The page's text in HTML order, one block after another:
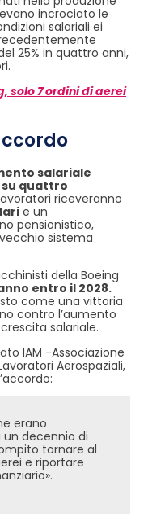
incrociato le
salariali ei
25% in quattro anni,
solo 7 ordini di aerei
salariale
su quattro
riceveranno
e un
pensionistico,
sistema
della Boeing
entro il 2028.
come una vittoria
contro l’aumento
salariale.
IAM -Associazione
Aerospaziali,
decennio di
tornare al
e riportare